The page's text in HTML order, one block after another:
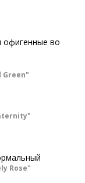
офигенные во
Green"
Rose"